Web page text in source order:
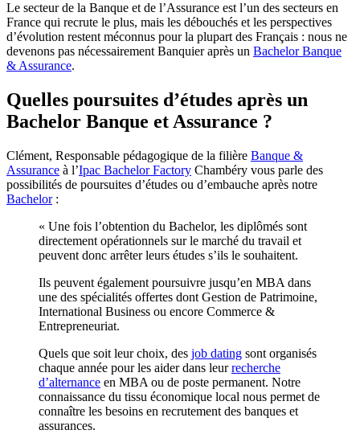
Le secteur de la Banque et de l’Assurance est l’un des secteurs en
France qui recrute le plus, mais les débouchés et les perspectives
d’évolution restent méconnus pour la plupart des Français : nous ne
devenons pas nécessairement Banquier après un Bachelor Banque
& Assurance.
Quelles poursuites d’études après un
Bachelor Banque et Assurance ?
Clément, Responsable pédagogique de la filière Banque &
Assurance à l’Ipac Bachelor Factory Chambéry vous parle des
possibilités de poursuites d’études ou d’embauche après notre
Bachelor:
« Une fois l’obtention du Bachelor, les diplômés sont
directement opérationnels sur le marché du travail et
peuvent donc arrêter leurs études s’ils le souhaitent.
Ils peuvent également poursuivre jusqu’en MBA dans
une des spécialités offertes dont Gestion de Patrimoine,
International Business ou encore Commerce &
Entrepreneuriat.
Quels que soit leur choix, des job dating sont organisés
chaque année pour les aider dans leurrecherche
d’alternance en MBA ou de poste permanent. Notre
connaissance du tissu économique local nous permet de
connaître les besoins en recrutement des banques et
assurances.